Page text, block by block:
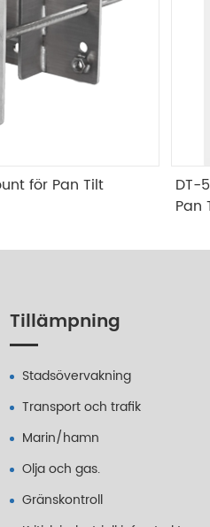
för Pan Tilt
DT-
Pan
Tillämpning
Stadsövervakning
Transport och trafik
Marin/hamn
Olja och gas.
Gränskontroll